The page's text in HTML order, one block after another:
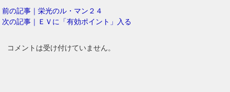
前の記事｜栄光のル・マン２４
次の記事｜ＥＶに「有効ポイント」入る
コメントは受け付けていません。